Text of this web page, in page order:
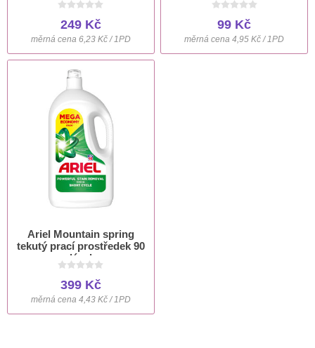
249 Kč
měrná cena 6,23 Kč / 1PD
99 Kč
měrná cena 4,95 Kč / 1PD
Ariel Mountain spring
tekutý prací prostředek 90
dávek
399 Kč
měrná cena 4,43 Kč / 1PD